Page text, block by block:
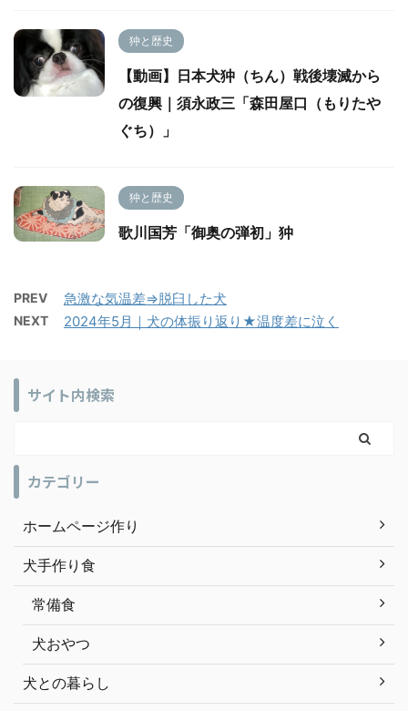
狆と歴史
【動画】日本犬狆（ちん）戦後壊滅から
の復興｜須永政三「森田屋口（もりたや
ぐち）」
狆と歴史
歌川国芳「御奥の弾初」狆
PREV 急激な気温差⇒脱臼した犬
NEXT 2024年5月｜犬の体振り返り★温度差に泣く
サイト内検索
カテゴリー
ホームページ作り
犬手作り食
常備食
犬おやつ
犬との暮らし